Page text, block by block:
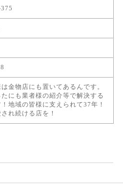
金物店にも置いてあるんです。
にも業者様の紹介等で解決する
地域の皆様に支えられて37年！
れ続ける店を！